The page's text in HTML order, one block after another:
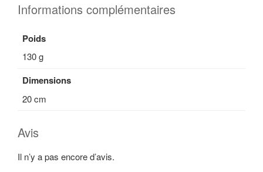
Informations complémentaires
Poids
130 g
Dimensions
20 cm
Avis
Il n’y a pas encore d’avis.